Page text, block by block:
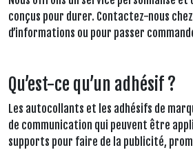
conçus pour durer. Contactez-nous
d’informations ou pour passer
Qu’est-ce qu’un adhésif ?
Les autocollants et les adhésifs de
de communication qui peuvent être
supports pour faire de la publicité,